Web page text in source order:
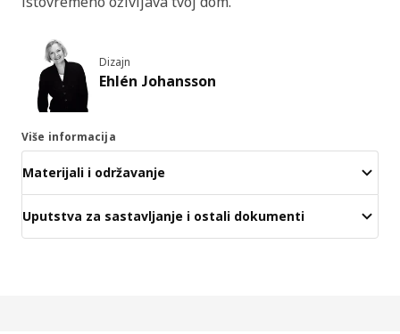
Dizajn
Ehlén Johansson
Više informacija
Materijali i održavanje
Uputstva za sastavljanje i ostali dokumenti